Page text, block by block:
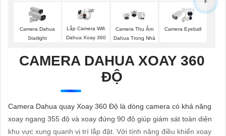
SẢN
ĐẶT
Adapt
Camera Dahua
Starlight
Lắp Camera Wifi
Dahua Xoay 360
Camera Thu Âm
Dahua Trong Nhà
Camera Eyeball
CAMERA DAHUA XOAY 360
ĐỘ
Camera Dahua quay Xoay 360 Độ là dòng camera có khả năng
xoay ngang 355 độ và xoay đứng 90 độ giúp giám sát toàn diện
khu vực xung quanh vị trí lắp đặt. Với tính năng điều khiển xoay